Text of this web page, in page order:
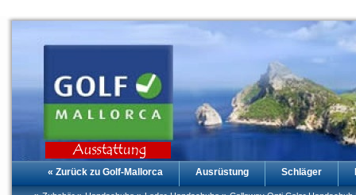
« Zurück zu Golf-Mallorca Ausrüstung Schläger